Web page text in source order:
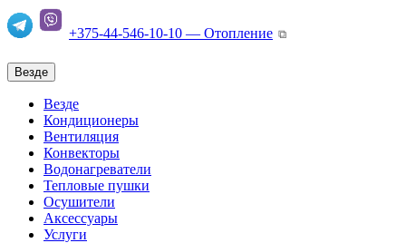
+375-44-546-10-10 — Отопление ⧉
Везде
Везде
Кондиционеры
Вентиляция
Конвекторы
Водонагреватели
Тепловые пушки
Осушители
Аксессуары
Услуги